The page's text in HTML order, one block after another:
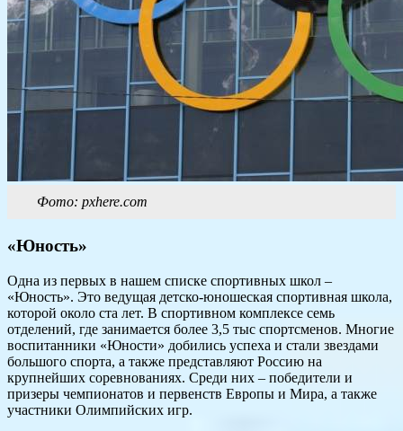
Фото: pxhere.com
«Юность»
Одна из первых в нашем списке спортивных школ –
«Юность». Это ведущая детско-юношеская спортивная школа,
которой около ста лет. В спортивном комплексе семь
отделений, где занимается более 3,5 тыс спортсменов. Многие
воспитанники «Юности» добились успеха и стали звездами
большого спорта, а также представляют Россию на
крупнейших соревнованиях. Среди них – победители и
призеры чемпионатов и первенств Европы и Мира, а также
участники Олимпийских игр.